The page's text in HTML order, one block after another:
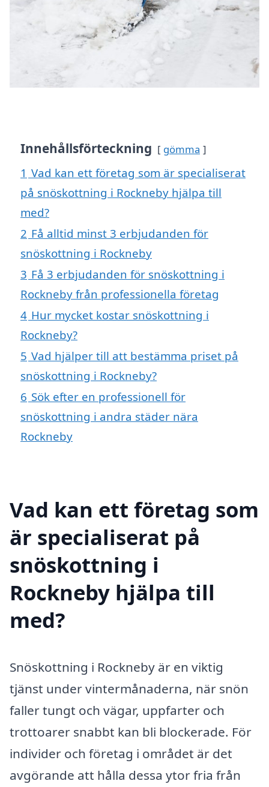
Innehållsförteckning gömma
1 Vad kan ett företag som är specialiserat
på snöskottning i Rockneby hjälpa till
med?
2 Få alltid minst 3 erbjudanden för
snöskottning i Rockneby
3 Få 3 erbjudanden för snöskottning i
Rockneby från professionella företag
4 Hur mycket kostar snöskottning i
Rockneby?
5 Vad hjälper till att bestämma priset på
snöskottning i Rockneby?
6 Sök efter en professionell för
snöskottning i andra städer nära
Rockneby
Vad kan ett företag som
är specialiserat på
snöskottning i
Rockneby hjälpa till
med?
Snöskottning i Rockneby är en viktig
tjänst under vintermånaderna, när snön
faller tungt och vägar, uppfarter och
trottoarer snabbt kan bli blockerade. För
individer och företag i området är det
avgörande att hålla dessa ytor fria från